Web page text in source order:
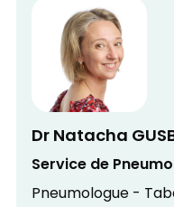
Dr Natacha
Service de
Pneumologue -